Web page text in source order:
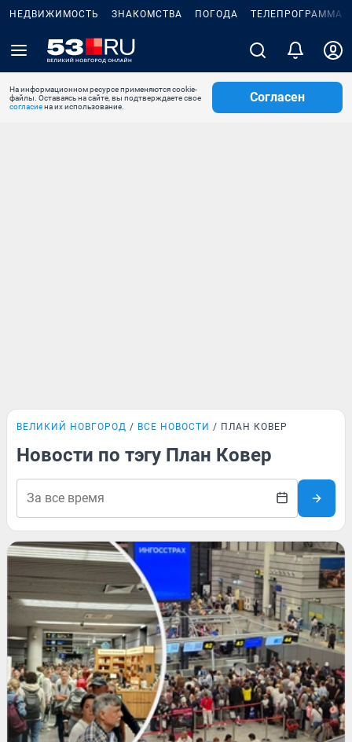
НЕДВИЖИМОСТЬ ЗНАКОМСТВА ПОГОДА ТЕЛЕПРОГРАММА
На информационном ресурсе применяются cookie-
файлы. Оставаясь на сайте, вы подтверждаете свое
согласиена их использование.
Согласен
ВЕЛИКИЙ НОВГОРОД ВСЕ НОВОСТИ ПЛАН КОВЕР
Новости по тэгу План Ковер